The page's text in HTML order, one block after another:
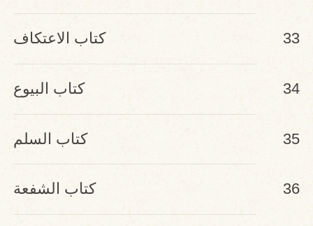
33 كتاب الاعتكاف
34 كتاب البيوع
35 كتاب السلم
36 كتاب الشفعة